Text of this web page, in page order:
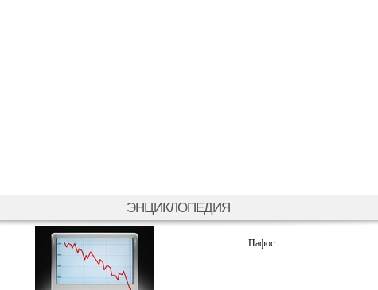
ЭНЦИКЛОПЕДИЯ
Пафос